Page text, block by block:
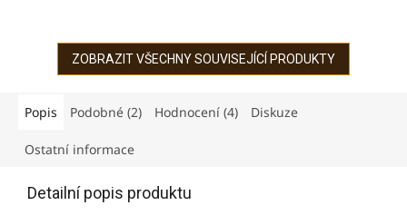
ZOBRAZIT VŠECHNY SOUVISEJÍCÍ PRODUKTY
Popis Podobné (2) Hodnocení (4) Diskuze
Ostatní informace
Detailní popis produktu